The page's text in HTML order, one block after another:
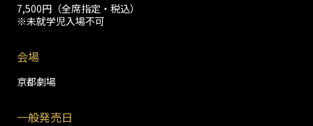
7,500円（全席指定・税込）
※未就学児入場不可
会場
京都劇場
一般発売日